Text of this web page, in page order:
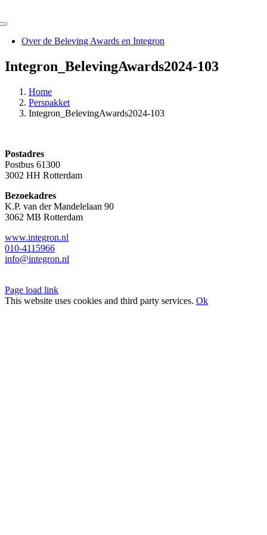
naar
Toggle
NavigationOver de Beleving Awards en Integron
Integron_BelevingAwards2024-103
Home
Perspakket
Integron_BelevingAwards2024-103
Postadres
Postbus 61300
3002 HH Rotterdam
Bezoekadres
K.P. van der Mandelelaan 90
3062 MB Rotterdam
www.integron.nl
010-4115966
info@integron.nl
Page load link
This website uses cookies and third party services. Ok